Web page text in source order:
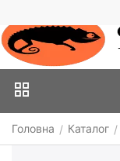
Головна / Каталог /